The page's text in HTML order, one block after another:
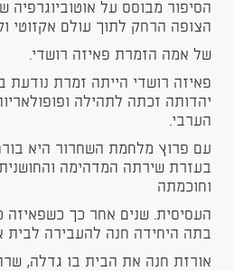
הסיפור מבוסס על
הצופה הרחק לתוך עולם אקזוטי
של אמה הזמרת פאיזה רושדי.
פאיזה רושדי הייתה זמרת נודעת
יהדותה זכתה לתהילה
הערבי.
עם פרוץ מלחמת השחרור היא
בעזרת שירתה המדהימה
וחוכמתה
העסיסית. שנים אחר כך כשפאיזה
בתה היחידה חנה להעבירה לבית
אורזת חנה את הבית בו גדלה,